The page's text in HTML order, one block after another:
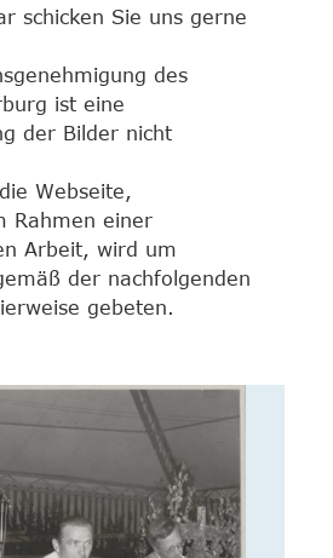
schicken Sie uns gerne
des
ist eine
der Bilder nicht
Webseite,
Rahmen einer
Arbeit, wird um
der nachfolgenden
gebeten.